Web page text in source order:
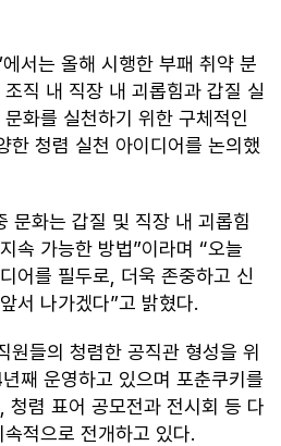
에서는 올해 시행한 부패 취약 분
직 내 직장 내 괴롭힘과 갑질 실
화를 실천하기 위한 구체적인
한 청렴 실천 아이디어를 논의했
문화는 갑질 및 직장 내 괴롭힘
속 가능한 방법”이라며 “오늘
어를 필두로, 더욱 존중하고 신
서 나가겠다”고 밝혔다.
원들의 청렴한 공직관 형성을 위
째 운영하고 있으며 포춘쿠키를
청렴 표어 공모전과 전시회 등 다
적으로 전개하고 있다.